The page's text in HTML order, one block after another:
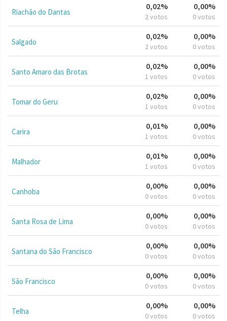
Riachão do Dantas
0,02%
2 votos
0,00%
0 votos
Salgado
0,02%
2 votos
0,00%
0 votos
Santo Amaro das Brotas
0,02%
1 votos
0,00%
0 votos
Tomar do Geru
0,02%
1 votos
0,00%
0 votos
Carira
0,01%
1 votos
0,00%
0 votos
Malhador
0,01%
1 votos
0,00%
0 votos
Canhoba
0,00%
0 votos
0,00%
0 votos
Santa Rosa de Lima
0,00%
0 votos
0,00%
0 votos
Santana do São Francisco
0,00%
0 votos
0,00%
0 votos
São Francisco
0,00%
0 votos
0,00%
0 votos
Telha
0,00%
0 votos
0,00%
0 votos